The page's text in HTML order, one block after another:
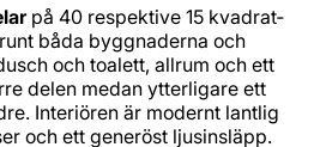
på 40 respektive 15 kvadrat­
båda byggnaderna och
och toalett, allrum och ett
delen medan ytterligare ett
Interiören är modernt lantlig
och ett generöst ljus­insläpp.